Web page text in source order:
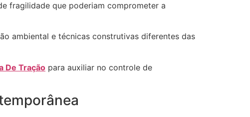
fragilidade que poderiam comprometer a
ambiental e técnicas construtivas diferentes das
De Tração para auxiliar no controle de